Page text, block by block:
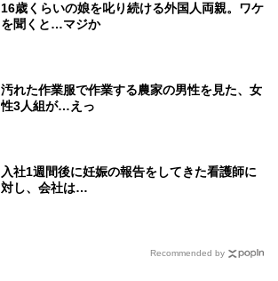
16歳くらいの娘を叱り続ける外国人両親。ワケ
を聞くと…マジか
汚れた作業服で作業する農家の男性を見た、女
性3人組が…えっ
入社1週間後に妊娠の報告をしてきた看護師に
対し、会社は…
Recommended by